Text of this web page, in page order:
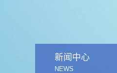
新闻中心
NEWS